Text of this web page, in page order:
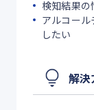
検知結果の
アルコー
したい
解